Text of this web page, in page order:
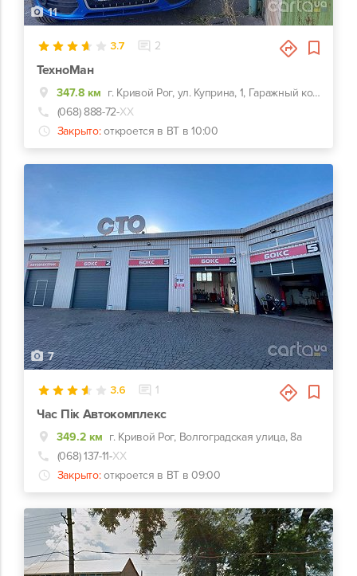
11
3.7 2
ТехноМан
347.8 км
г. Кривой Рог, ул. Куприна, 1, Гаражный кооператив Автомибилист
(068) 888-72-ХХ
Закрыто: откроется в ВТ в 10:00
7
3.6 1
Час Пік Автокомплекс
349.2 км г. Кривой Рог, Волгоградская улица, 8а
(068) 137-11-ХХ
Закрыто: откроется в ВТ в 09:00